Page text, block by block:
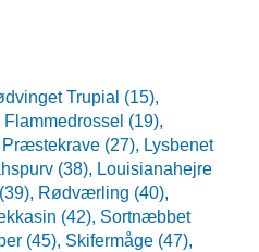
Trupial (15),
Flammedrossel (19),
(27), Lysbenet
(38), Louisianahejre
Rødværling (40),
(42), Sortnæbbet
(45), Skifermåge (47),